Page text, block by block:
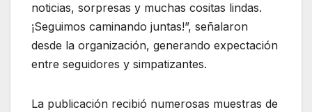
noticias, sorpresas y muchas cositas lindas.
¡Seguimos caminando juntas!”, señalaron
desde la organización, generando expectación
entre seguidores y simpatizantes.
La publicación recibió numerosas muestras de